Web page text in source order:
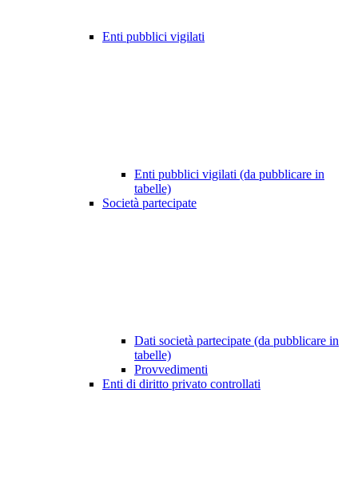
Enti pubblici vigilati
Enti pubblici vigilati (da pubblicare in
tabelle)
Società partecipate
Dati società partecipate (da pubblicare in
tabelle)
Provvedimenti
Enti di diritto privato controllati